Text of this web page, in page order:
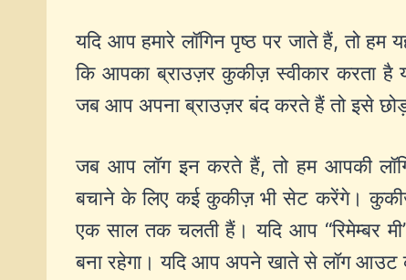
यदि आप हमारे लॉगिन पृष्ठ पर जाते हैं, तो
कि आपका ब्राउज़र कुकीज़ स्वीकार करता है
जब आप अपना ब्राउज़र बंद करते हैं तो इसे छोड़
जब आप लॉग इन करते हैं, तो हम आपकी
बचाने के लिए कई कुकीज़ भी सेट करेंगे।
एक साल तक चलती हैं। यदि आप “रिमेम्बर
बना रहेगा। यदि आप अपने खाते से लॉग आउट